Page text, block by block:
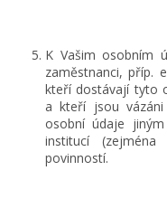
K Vašim osobním
zaměstnanci, příp.
kteří dostávají tyto
a kteří jsou vázáni
osobní údaje
institucí
povinností.